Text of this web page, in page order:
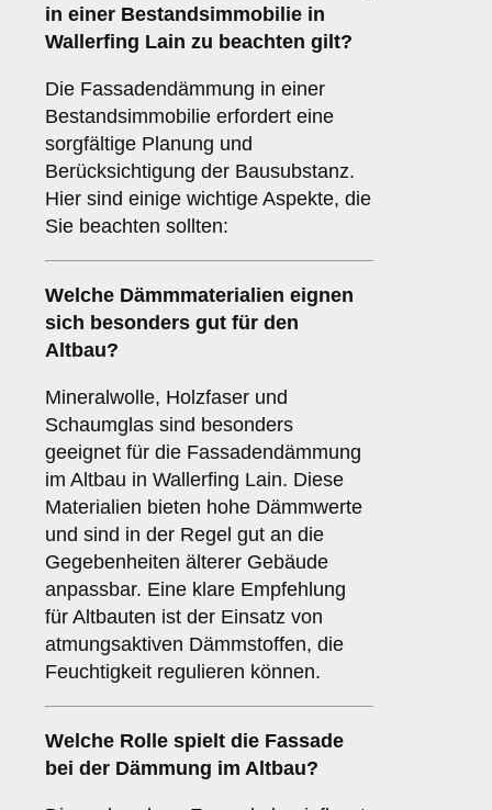
in einer Bestandsimmobilie in
Wallerfing Lain zu beachten gilt?
Die Fassadendämmung in einer
Bestandsimmobilie erfordert eine
sorgfältige Planung und
Berücksichtigung der Bausubstanz.
Hier sind einige wichtige Aspekte, die
Sie beachten sollten:
Welche Dämmmaterialien eignen
sich besonders gut für den
Altbau?
Mineralwolle, Holzfaser und
Schaumglas sind besonders
geeignet für die Fassadendämmung
im Altbau in Wallerfing Lain. Diese
Materialien bieten hohe Dämmwerte
und sind in der Regel gut an die
Gegebenheiten älterer Gebäude
anpassbar. Eine klare Empfehlung
für Altbauten ist der Einsatz von
atmungsaktiven Dämmstoffen, die
Feuchtigkeit regulieren können.
Welche Rolle spielt die Fassade
bei der Dämmung im Altbau?